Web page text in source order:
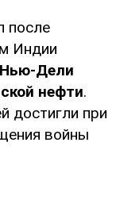
после
Индии
Дели
нефти.
достигли при
войны